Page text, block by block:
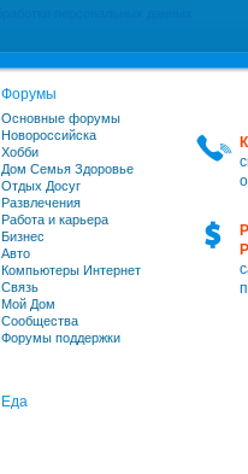
Форумы
Основные форумы
Новороссийска
Хобби
Дом Семья Здоровье
Отдых Досуг
Развлечения
Работа и карьера
Бизнес
Авто
Компьютеры Интернет
Связь
Мой Дом
Сообщества
Форумы поддержки
Еда